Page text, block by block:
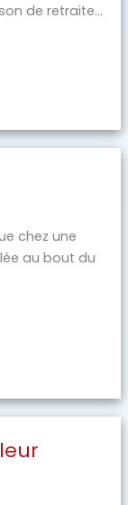
de retraite...
chez une
au bout du